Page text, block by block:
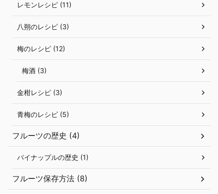
レモンレシピ (11)
八朔のレシピ (3)
梅のレシピ (12)
梅酒 (3)
金柑レシピ (3)
青梅のレシピ (5)
フルーツの歴史 (4)
パイナップルの歴史 (1)
フルーツ保存方法 (8)